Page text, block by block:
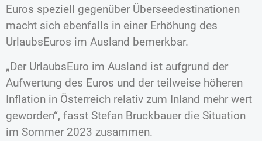
Euros speziell gegenüber Überseedestinationen
macht sich ebenfalls in einer Erhöhung des
UrlaubsEuros im Ausland bemerkbar.
„Der UrlaubsEuro im Ausland ist aufgrund der
Aufwertung des Euros und der teilweise höheren
Inflation in Österreich relativ zum Inland mehr wert
geworden“, fasst Stefan Bruckbauer die Situation
im Sommer 2023 zusammen.